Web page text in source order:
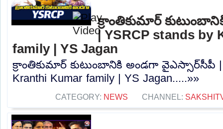
క్రాంతికుమార్‌
| YSRCP stands by
family | YS Jagan
క్రాంతికుమార్‌ కుటుంబానికి అండగా వైఎస్సార్‌సీపీ |
Kranthi Kumar family | YS Jagan.....»»
CATEGORY: NEWS CHANNEL: